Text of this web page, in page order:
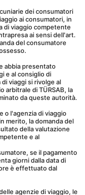
ai consumatori, in
di viaggio competente
ai sensi dell'art.
del consumatore
e al consiglio di
viaggi si rivolge al
arbitrale di TÜRSAB, la
da queste autorità.
merito, la domanda del
della valutazione
e al
giorni dalla data di
è effettuato dal